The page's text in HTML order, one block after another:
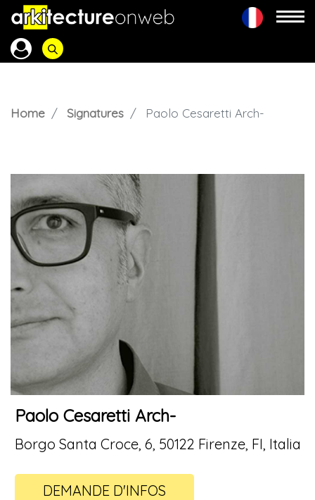
Home Signatures Paolo Cesaretti Arch-
Paolo Cesaretti Arch-
Borgo Santa Croce, 6, 50122 Firenze, FI, Italia
DEMANDE D'INFOS